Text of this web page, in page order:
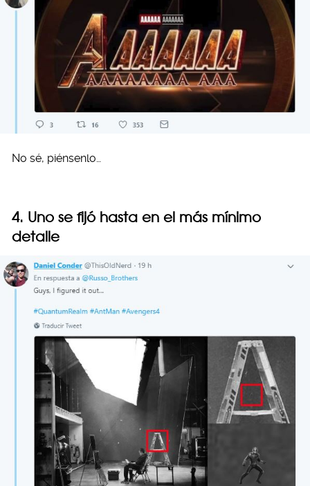
No sé, piénsenlo…
4. Uno se fijó hasta en el más mínimo
detalle